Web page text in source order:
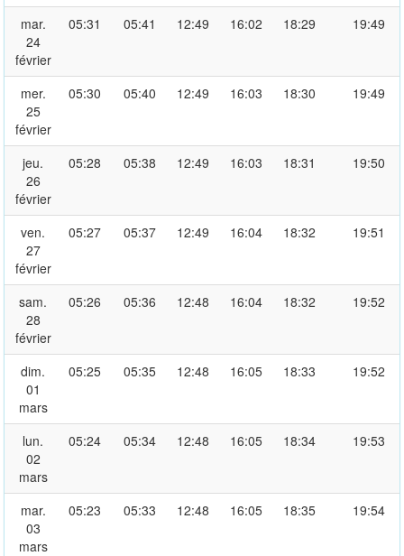
mar.
24
février
05:31 05:41 12:49 16:02 18:29 19:49
mer.
25
février
05:30 05:40 12:49 16:03 18:30 19:49
jeu.
26
février
05:28 05:38 12:49 16:03 18:31 19:50
ven.
27
février
05:27 05:37 12:49 16:04 18:32 19:51
sam.
28
février
05:26 05:36 12:48 16:04 18:32 19:52
dim.
01
mars
05:25 05:35 12:48 16:05 18:33 19:52
lun.
02
mars
05:24 05:34 12:48 16:05 18:34 19:53
mar.
03
mars
05:23 05:33 12:48 16:05 18:35 19:54